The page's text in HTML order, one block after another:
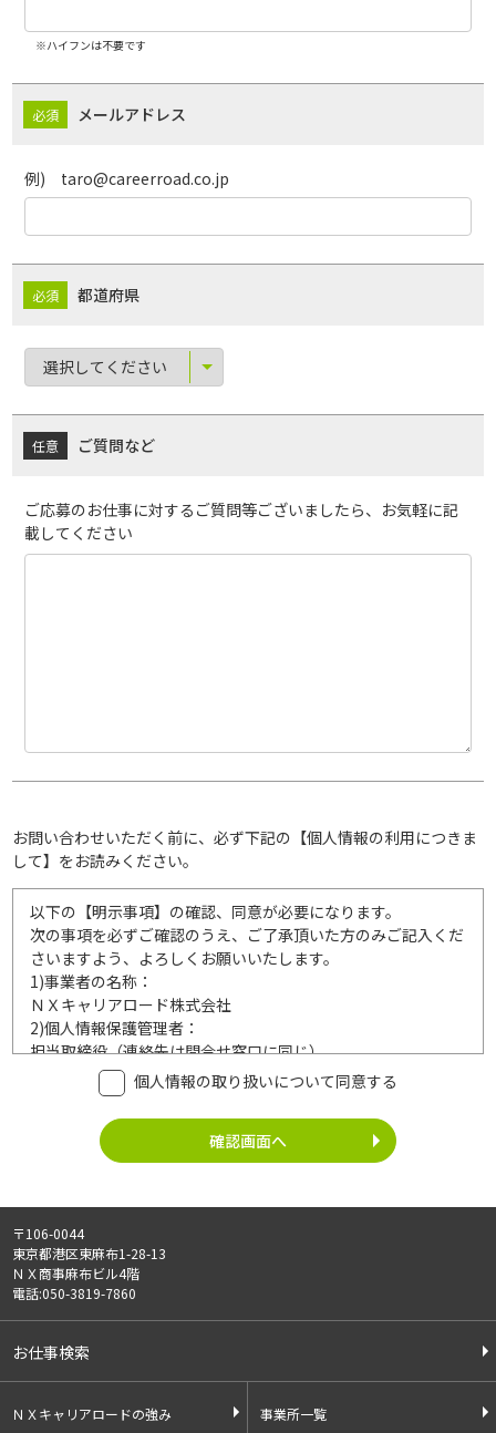
※ハイフンは不要です
メールアドレス
例) taro@careerroad.co.jp
都道府県
ご質問など
ご応募のお仕事に対するご質問等ございましたら、お気軽に記
載してください
お問い合わせいただく前に、必ず下記の【個人情報の利用につきま
して】をお読みください。
以下の【明示事項】の確認、同意が必要になります。
次の事項を必ずご確認のうえ、ご了承頂いた方のみご記入くだ
さいますよう、よろしくお願いいたします。
1)事業者の名称：
ＮＸキャリアロード株式会社
2)個人情報保護管理者：
担当取締役（連絡先は問合せ窓口に同じ）
利用目的：
ご記入頂いた個人情報は、次の利用目的達成の範囲内において
利用いたします。
個人情報の利用
有料職業紹介事業
・請負事業
ご記入頂いた個人情報は、法令等に定める場合を除いて、ご本
人様の同意なく、第三者に提供することはございません。
5)外部の委託：
ご記入頂いた個人情報は、文書保存、サーバー管理等の目的
個人情報の取り扱いについて同意する
〒106-0044
東京都港区東麻布1-28-13
ＮＸ商事麻布ビル4階
電話:050-3819-7860
お仕事検索
ＮＸキャリアロードの強み 事業所一覧